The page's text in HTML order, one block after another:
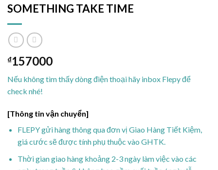
SOMETHING TAKE TIME
₫157000
Nếu không tìm thấy dòng điện thoại hãy inbox Flepy để
check nhé!
[Thông tin vận chuyển]
FLEPY gửi hàng thông qua đơn vị Giao Hàng Tiết Kiệm,
giá cước sẽ được tính phụ thuộc vào GHTK.
Thời gian giao hàng khoảng 2-3 ngày làm việc vào các